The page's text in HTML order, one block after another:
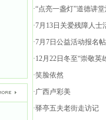
·“点亮一盏灯”道德讲
·7月13日关爱残障人士
·7月7日公益活动报名帖
·12月22日冬至“崇敬英
·笑脸依然
·广西卢彩美
·驿亭五夫老街走访记